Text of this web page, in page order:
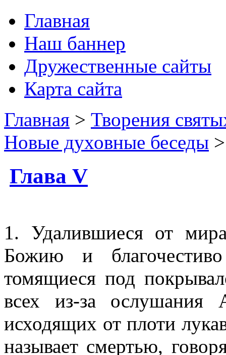
Главная
Наш баннер
Дружественные сайты
Карта сайта
Главная > Творения
Новые духовные беседы
Глава V
1. Удалившиеся от
Божию и
томящиеся под
всех из-за ослушания
исходящих от плоти
называет смертью,